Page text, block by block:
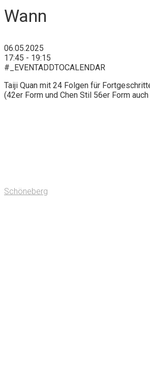
Wann
06.05.2025
17:45 - 19:15
#_EVENTADDTOCALENDAR
Taiji Quan mit 24 Folgen für
(42er Form und Chen Stil 56er Form
Schöneberg